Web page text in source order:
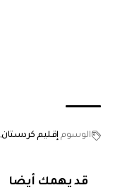
الوسوم إقليم كردستان
قد يهمك أيضا